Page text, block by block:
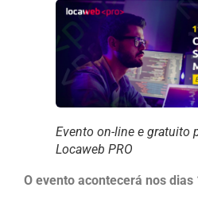
Evento on-line e gratuito
Locaweb PRO
O evento acontecerá nos dias